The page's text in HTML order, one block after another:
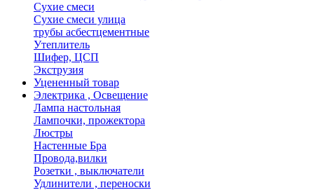
Сухие смеси
Сухие смеси улица
трубы асбестцементные
Утеплитель
Шифер, ЦСП
Экструзия
Уцененный товар
Электрика , Освещение
Лампа настольная
Лампочки, прожектора
Люстры
Настенные Бра
Провода,вилки
Розетки , выключатели
Удлинители , переноски